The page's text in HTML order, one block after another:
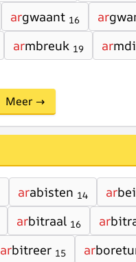
argwaant 16 ar
armbreuk 19 ar
Meer →
arabisten 14 ar
arbitraal 16 ar
arbitreer 15 ar